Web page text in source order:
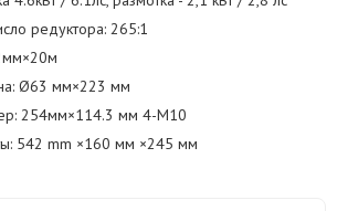
редуктора: 265:1
Ø63 мм×223 мм
254мм×114.3 мм 4-M10
542 mm ×160 мм ×245 мм